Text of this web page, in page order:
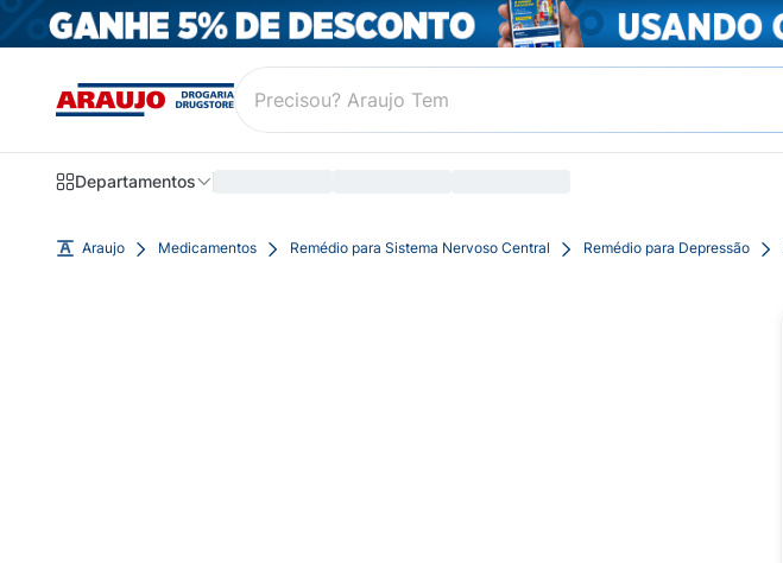
Departamentos
Araujo Medicamentos Remédio para Sistema Nervoso Central Remédio para Depressão